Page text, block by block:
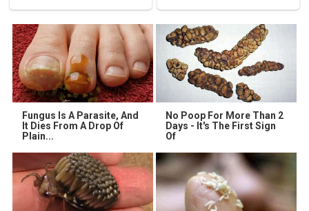
Fungus Is A Parasite, And
It Dies From A Drop Of
Plain...
No Poop For More Than 2
Days - It's The First Sign
Of